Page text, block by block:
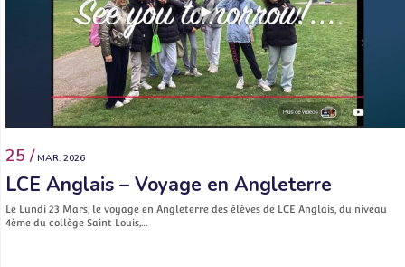
25 / MAR. 2026
LCE Anglais – Voyage en Angleterre
Le Lundi 23 Mars, le voyage en Angleterre des élèves de LCE Anglais, du niveau
4ème du collège Saint Louis,…